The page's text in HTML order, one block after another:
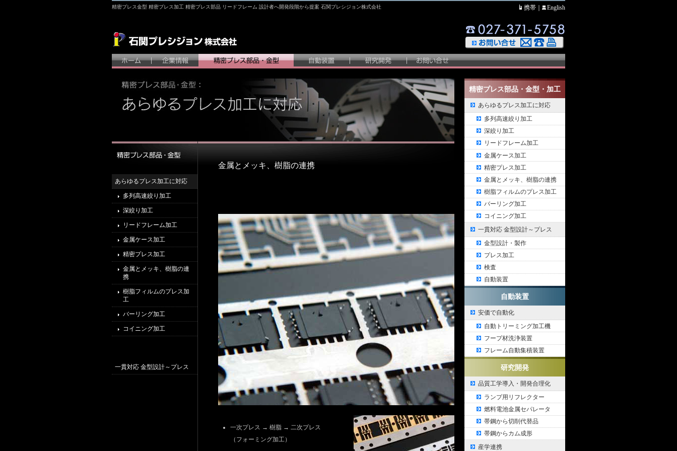
精密プレス金型 精密プレス加工 精密プレス部品 リードフレーム 設計者へ開発段階から提案 石関プレシジョン株式会社 携帯 English
精密プレス部品・金型・加工
あらゆるプレス加工に対応
多列高速絞り加工
深絞り加工
リードフレーム加工
金属ケース加工
精密プレス加工
金属とメッキ、樹脂の連携
樹脂フィルムのプレス加工
バーリング加工
コイニング加工
一貫対応 金型設計～プレス
金型設計・製作
プレス加工
検査
自動装置
自動装置
安価で自動化
自動トリーミング加工機
フープ材洗浄装置
フレーム自動集積装置
研究開発
品質工学導入・開発合理化
ランプ用リフレクター
燃料電池金属セパレータ
帯鋼から切削代替品
帯鋼からカム成形
産学連携
あらゆるプレス加工に対応
多列高速絞り加工
深絞り加工
リードフレーム加工
金属ケース加工
精密プレス加工
金属とメッキ、樹脂の連
携
樹脂フィルムのプレス加
工
バーリング加工
コイニング加工
一貫対応 金型設計～プレス
金属とメッキ、樹脂の連携
一次プレス → 樹脂 → 二次プレス
（フォーミング加工）